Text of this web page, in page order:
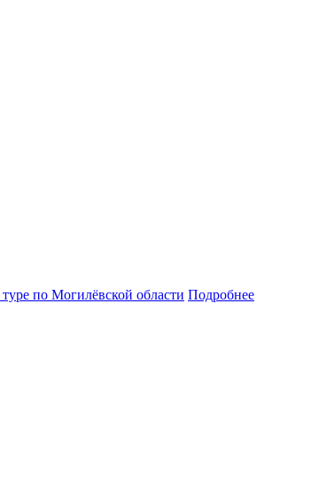
по Могилёвской области Подробнее